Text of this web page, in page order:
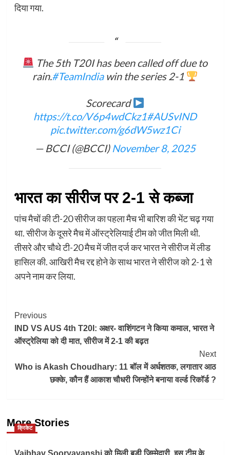
दिया गया.
The 5th T20I has been called off due to
rain.#TeamIndiawin the series 2-1
Scorecard
https://t.co/V6p4wdCkz1#AUSvIND
pic.twitter.com/g6dW5wz1Ci
— BCCI (@BCCI) November 8, 2025
भारत का सीरीज पर 2-1 से कब्जा
पांच मैचों की टी-20 सीरीज का पहला मैच भी बारिश की भेंट चढ़ गया
था. सीरीज के दूसरे मैच में ऑस्ट्रेलियाई टीम को जीत मिली थी.
तीसरे और चौथे टी-20 मैच में जीत दर्ज कर भारत ने सीरीज में लीड
हासिल की. आखिरी मैच रद्द होने के साथ भारत ने सीरीज को 2-1 से
अपने नाम कर लिया.
Post
Navigation
Previous
IND VS AUS 4th T20I: अक्षर- वाशिंगटन ने किया कमाल, भारत ने
ऑस्ट्रेलिया को दी मात, सीरीज में 2-1 की बढ़त
Next
Who is Akash Choudhary: 11 बॉल में अर्धशतक, लगातार आठ
छक्के, कौन हैं आकाश चौधरी जिन्होंने बनाया वर्ल्ड रिकॉर्ड ?
More Stories
क्रिकेट
Vaibhav Sooryavanshi को मिली बड़ी जिम्मेदारी, इस टीम के